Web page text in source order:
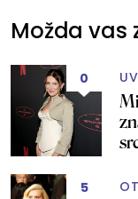
Možda vas
0
5